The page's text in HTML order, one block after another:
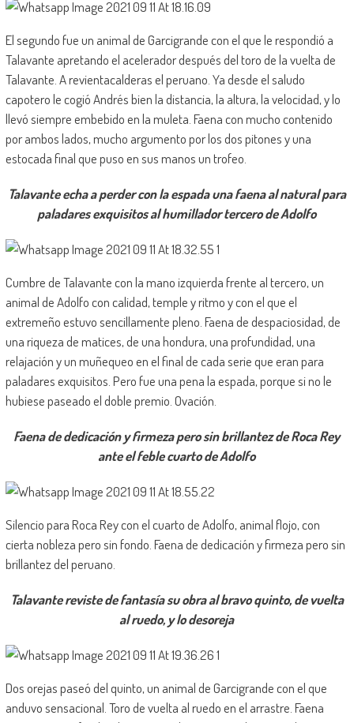
El segundo fue un animal de Garcigrande con el que le respondió a
Talavante apretando el acelerador después del toro de la vuelta de
Talavante. A revientacalderas el peruano. Ya desde el saludo
capotero le cogió Andrés bien la distancia, la altura, la velocidad, y lo
llevó siempre embebido en la muleta. Faena con mucho contenido
por ambos lados, mucho argumento por los dos pitones y una
estocada final que puso en sus manos un trofeo.
Talavante echa a perder con la espada una faena al natural para
paladares exquisitos al humillador tercero de Adolfo
Cumbre de Talavante con la mano izquierda frente al tercero, un
animal de Adolfo con calidad, temple y ritmo y con el que el
extremeño estuvo sencillamente pleno. Faena de despaciosidad, de
una riqueza de matices, de una hondura, una profundidad, una
relajación y un muñequeo en el final de cada serie que eran para
paladares exquisitos. Pero fue una pena la espada, porque si no le
hubiese paseado el doble premio. Ovación.
Faena de dedicación y firmeza pero sin brillantez de Roca Rey
ante el feble cuarto de Adolfo
Silencio para Roca Rey con el cuarto de Adolfo, animal flojo, con
cierta nobleza pero sin fondo. Faena de dedicación y firmeza pero sin
brillantez del peruano.
Talavante reviste de fantasía su obra al bravo quinto, de vuelta
al ruedo, y lo desoreja
Dos orejas paseó del quinto, un animal de Garcigrande con el que
anduvo sensacional. Toro de vuelta al ruedo en el arrastre. Faena